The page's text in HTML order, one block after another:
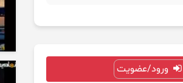
ورود/عضویت